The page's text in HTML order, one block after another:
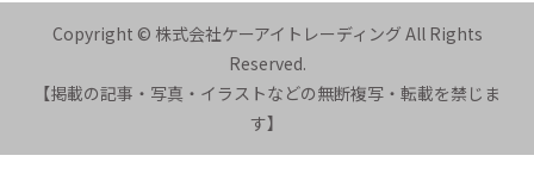
Copyright © 株式会社ケーアイトレーディング All Rights
Reserved.
【掲載の記事・写真・イラストなどの無断複写・転載を禁じま
す】